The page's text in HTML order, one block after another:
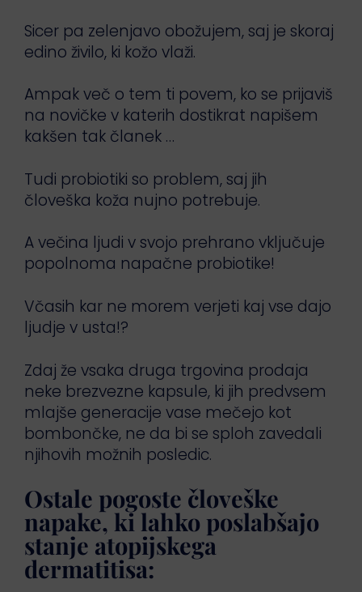
Sicer pa zelenjavo obožujem, saj je skoraj
edino živilo, ki kožo vlaži.
Ampak več o tem ti povem, ko se prijaviš
na novičke v katerih dostikrat napišem
kakšen tak članek …
Tudi probiotiki so problem, saj jih
človeška koža nujno potrebuje.
A večina ljudi v svojo prehrano vključuje
popolnoma napačne probiotike!
Včasih kar ne morem verjeti kaj vse dajo
ljudje v usta!?
Zdaj že vsaka druga trgovina prodaja
neke brezvezne kapsule, ki jih predvsem
mlajše generacije vase mečejo kot
bombončke, ne da bi se sploh zavedali
njihovih možnih posledic.
Ostale pogoste človeške
napake, ki lahko poslabšajo
stanje atopijskega
dermatitisa: